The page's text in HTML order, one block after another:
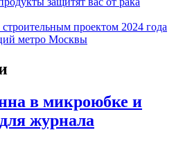
проектом 2024 года
метро Москвы
в микроюбке и
журнала